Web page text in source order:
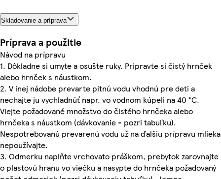
Skladovanie a príprava
Príprava a použitie
Návod na prípravu
1. Dôkladne si umyte a osušte ruky. Pripravte si čistý hrnček
alebo hrnček s náustkom.
2. V inej nádobe prevarte pitnú vodu vhodnú pre deti a
nechajte ju vychladnúť napr. vo vodnom kúpeli na 40 °C.
Vlejte požadované množstvo do čistého hrnčeka alebo
hrnčeka s náustkom (dávkovanie - pozri tabuľku).
Nespotrebovanú prevarenú vodu už na ďalšiu prípravu mlieka
nepoužívajte.
3. Odmerku naplňte vrchovato práškom, prebytok zarovnajte
o plastovú hranu vo viečku a nasypte do hrnčeka požadovaný